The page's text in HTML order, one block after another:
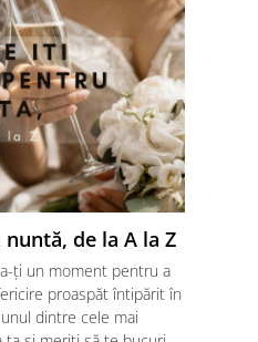
de la A la Z
ți un moment pentru a
proaspăt întipărit în
dintre cele mai